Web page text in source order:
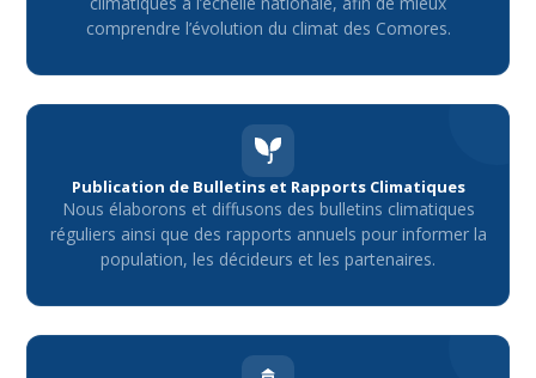
comprendre l’évolution du climat des Comores.
Publication de Bulletins et Rapports Climatiques
Nous élaborons et diffusons des bulletins climatiques
réguliers ainsi que des rapports annuels pour informer la
population, les décideurs et les partenaires.